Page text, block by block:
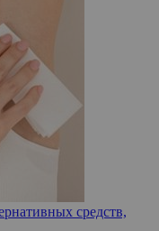
средств,